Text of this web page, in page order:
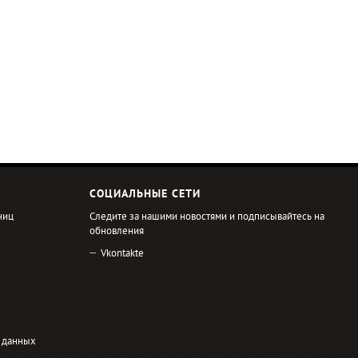
данных
СОЦИАЛЬНЫЕ СЕТИ
Следите за нашими новостями и подписывайтесь на
обновления
Vkontakte